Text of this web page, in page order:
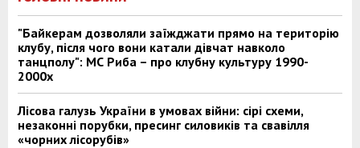
"Байкерам дозволяли заїжджати прямо на територію
клубу, після чого вони катали дівчат навколо
танцполу": МС Риба – про клубну культуру 1990-
2000х
Лісова галузь України в умовах війни: сірі схеми,
незаконні порубки, пресинг силовиків та свавілля
«чорних лісорубів»